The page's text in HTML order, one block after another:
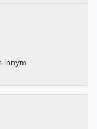
innym.